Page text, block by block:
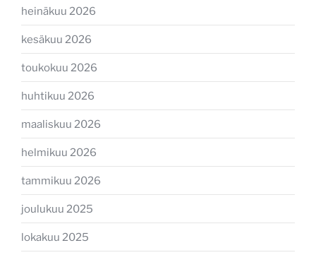
heinäkuu 2026
kesäkuu 2026
toukokuu 2026
huhtikuu 2026
maaliskuu 2026
helmikuu 2026
tammikuu 2026
joulukuu 2025
lokakuu 2025